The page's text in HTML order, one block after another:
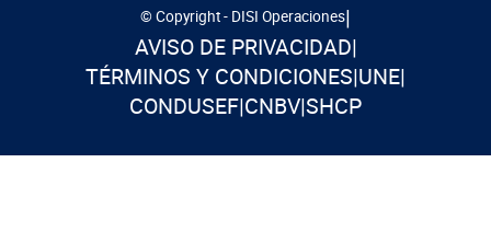
© Copyright - DISI Operaciones|
AVISO DE PRIVACIDAD|
TÉRMINOS Y CONDICIONES|UNE|
CONDUSEF|CNBV|SHCP